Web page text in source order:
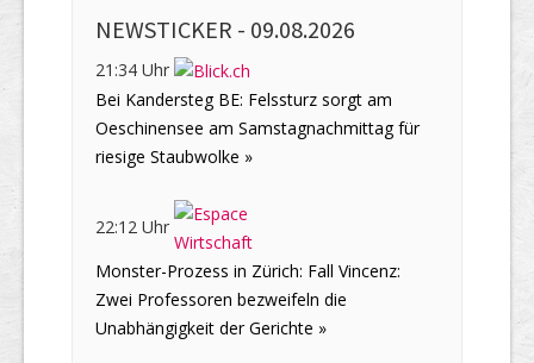
NEWSTICKER - 09.08.2026
21:34 Uhr
Bei Kandersteg BE: Felssturz sorgt am
Oeschinensee am Samstagnachmittag für
riesige Staubwolke »
22:12 Uhr
Monster-Prozess in Zürich: Fall Vincenz:
Zwei Professoren bezweifeln die
Unabhängigkeit der Gerichte »